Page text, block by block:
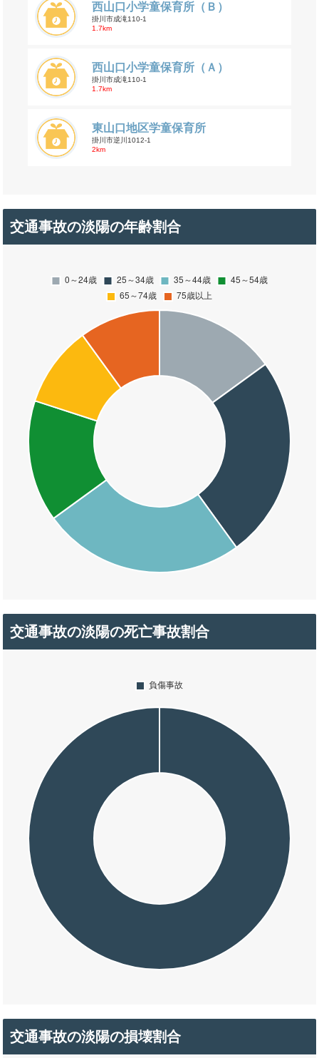
西山口小学童保育所（Ｂ）
掛川市成滝110-1
1.7km
西山口小学童保育所（Ａ）
掛川市成滝110-1
1.7km
東山口地区学童保育所
掛川市逆川1012-1
2km
交通事故の淡陽の年齢割合
交通事故の淡陽の死亡事故割合
交通事故の淡陽の損壊割合